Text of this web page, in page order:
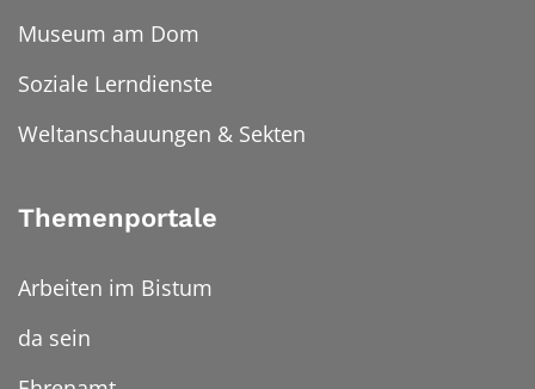
Museum am Dom
Soziale Lerndienste
Weltanschauungen & Sekten
Themenportale
Arbeiten im Bistum
da sein